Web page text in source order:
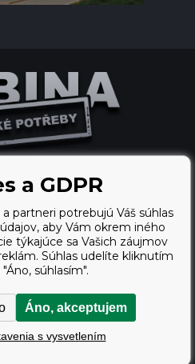
© 2009 - 2026,
potreby Rybina
solutions
Vision.cz
a GDPR
partneri potrebujú Váš súhlas
aby Vám okrem iného
týkajúce sa Vašich záujmov
Súhlas udelíte kliknutím
súhlasím".
Áno, akceptujem
s vysvetlením